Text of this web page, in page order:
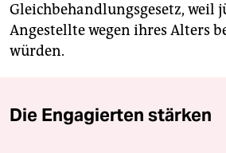
Gleichbehandlungsgesetz, weil
Angestellte wegen ihres Alters
würden.
Die Engagierten stärken